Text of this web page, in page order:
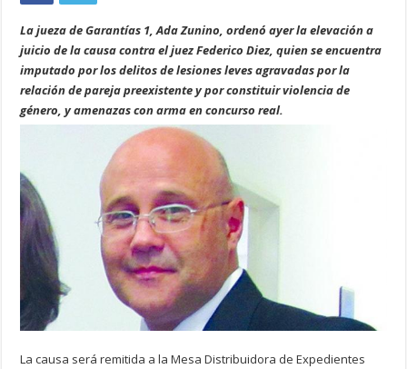
La jueza de Garantías 1, Ada Zunino, ordenó ayer la elevación a
juicio de la causa contra el juez Federico Diez, quien se encuentra
imputado por los delitos de lesiones leves agravadas por la
relación de pareja preexistente y por constituir violencia de
género, y amenazas con arma en concurso real.
La causa será remitida a la Mesa Distribuidora de Expedientes